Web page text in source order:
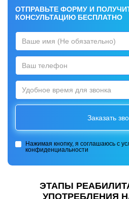
ОТПРАВЬТЕ ФОРМУ И
КОНСУЛЬТАЦИЮ БЕСПЛАТНО
Нажимая кнопку, я соглашаюсь с
конфиденциальности
ЭТАПЫ
УПОТРЕБЛЕНИЯ